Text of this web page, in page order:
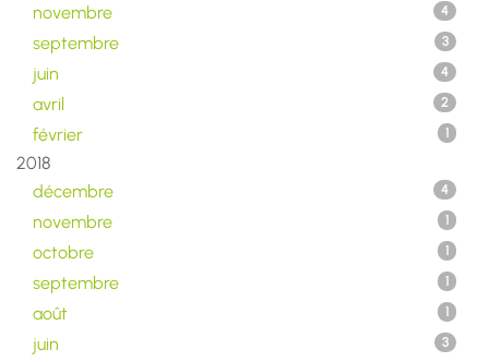
novembre
4
septembre 3
juin 4
avril 2
février 1
2018
décembre
4
novembre 1
octobre 1
septembre 1
août 1
juin 3